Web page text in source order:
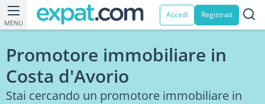
MENU
Accedi Registrati
Promotore immobiliare in
Costa d'Avorio
Stai cercando un promotore immobiliare in